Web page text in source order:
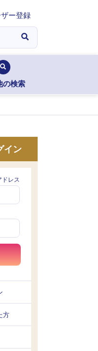
ー登録
の検索
イン
ドレス
方